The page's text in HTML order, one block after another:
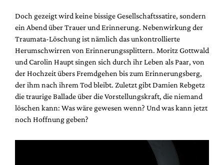
Doch gezeigt wird keine bissige Gesellschaftssatire, sondern
ein Abend über Trauer und Erinnerung. Nebenwirkung der
Traumata-Löschung ist nämlich das unkontrollierte
Herumschwirren von Erinnerungssplittern. Moritz Gottwald
und Carolin Haupt singen sich durch ihr Leben als Paar, von
der Hochzeit übers Fremdgehen bis zum Erinnerungsberg,
der ihm nach ihrem Tod bleibt. Zuletzt gibt Damien Rebgetz
die traurige Ballade über die Vorstellungskraft, die niemand
löschen kann: Was wäre gewesen wenn? Und was kann jetzt
noch Hoffnung geben?